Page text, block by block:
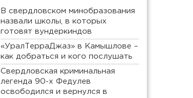
В свердловском минобразования
назвали школы, в которых
готовят вундеркиндов
«УралТерраДжаз» в Камышлове –
как добраться и кого послушать
Свердловская криминальная
легенда 90-х Федулев
освободился и вернулся в